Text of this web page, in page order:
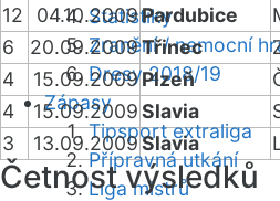
Statistiky
Zranění / nemocní
Dresy 2018/19
Zápasy
Tipsport extraliga
Přípravná utkání
Liga mistrů
12
04.10.2009Pardubice
6
20.09.2009Třinec
4
15.09.2009Plzeň
4
15.09.2009Slavia
3
13.09.2009Slavia
Četnost výsledků